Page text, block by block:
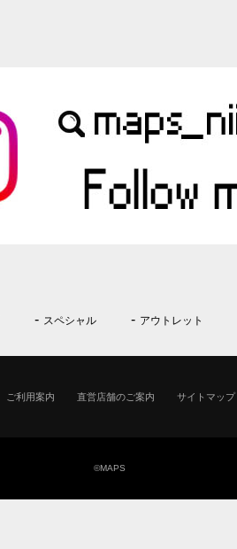
スペシャル アウトレット
ご利用案内 直営店舗のご案内 サイトマップ
©MAPS